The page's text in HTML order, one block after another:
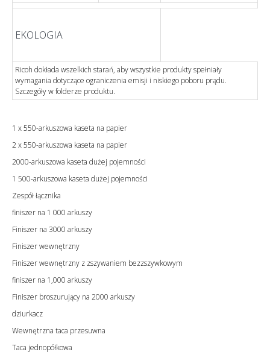
EKOLOGIA
Ricoh dokłada wszelkich starań, aby wszystkie produkty spełniały
wymagania dotyczące ograniczenia emisji i niskiego poboru prądu.
Szczegóły w folderze produktu.
1 x 550-arkuszowa kaseta na papier
2 x 550-arkuszowa kaseta na papier
2000-arkuszowa kaseta dużej pojemności
1 500-arkuszowa kaseta dużej pojemności
Zespół łącznika
finiszer na 1 000 arkuszy
Finiszer na 3000 arkuszy
Finiszer wewnętrzny
Finiszer wewnętrzny z zszywaniem bezzszywkowym
finiszer na 1,000 arkuszy
Finiszer broszurujący na 2000 arkuszy
dziurkacz
Wewnętrzna taca przesuwna
Taca jednopółkowa